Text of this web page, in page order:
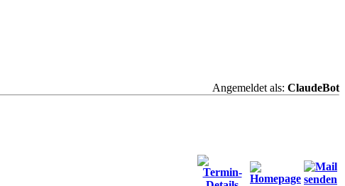
Angemeldet als: ClaudeBot